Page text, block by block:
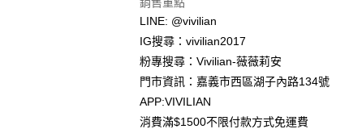
上海商業儲蓄銀行
國泰世華商業銀行
臺灣中小企業銀行
匯豐（台灣）商業銀行
聯邦商業銀行
遠東
台新國際商業銀行
LINE Pay
Apple Pay
街口支付
悠遊付
LINE: @vivilian
IG搜尋：vivilian2017
粉專搜尋：Vivilian-薇薇莉安
門市資訊：嘉義市西區湖子內路134號
APP:VIVILIAN
消費滿$1500不限付款方式免運費